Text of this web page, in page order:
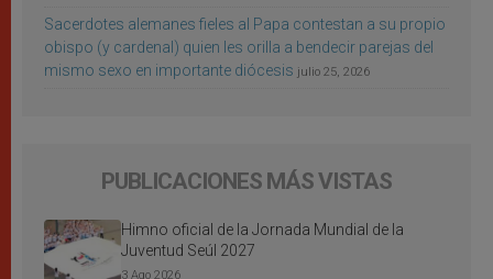
Sacerdotes alemanes fieles al Papa contestan a su propio
obispo (y cardenal) quien les orilla a bendecir parejas del
mismo sexo en importante diócesis julio 25, 2026
PUBLICACIONES MÁS VISTAS
Himno oficial de la Jornada Mundial de la
Juventud Seúl 2027
3 Ago 2026